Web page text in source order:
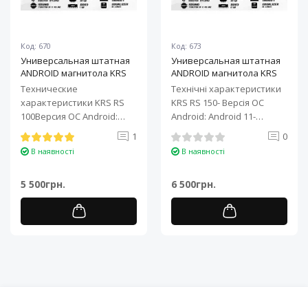
Код: 670
Универсальная штатная
ANDROID магнитола KRS
RS 100 9" 1/32 GB
Технические
характеристики KRS RS
100Версия ОС Android:
Android 11Процессор: 4-
ядерный ARM Cortex-A7..
1
В наявності
5 500грн.
Код: 673
Универсальная штатная
ANDROID магнитола KRS
RS 150 10" 2/32 GB
Технічні характеристики
KRS RS 150- Версія ОС
Android: Android 11-
Процесор: 4-ядерний ARM
Cortex-A7..
0
В наявності
6 500грн.